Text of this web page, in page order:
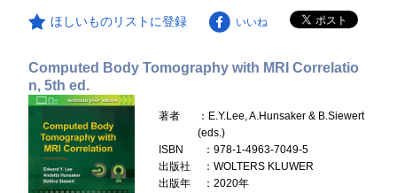
ほしいものリストに登録 いいね
Computed Body Tomography with MRI Correlatio
n, 5th ed.
著者
：E.Y.Lee, A.Hunsaker & B.Siewert
(eds.)
ISBN
：978-1-4963-7049-5
出版社
：WOLTERS KLUWER
出版年
：2020年